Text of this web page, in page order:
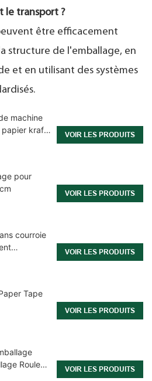
le transport ?
être efficacement
structure de l'emballage, en
et en utilisant des systèmes
machine
kraft
VOIR LES PRODUITS
pour
VOIR LES PRODUITS
courroie
VOIR LES PRODUITS
Tape
VOIR LES PRODUITS
Rouleau
VOIR LES PRODUITS